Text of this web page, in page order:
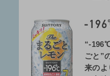
“-
ごと”
来のよ